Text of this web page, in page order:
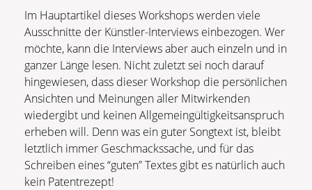
Im Hauptartikel dieses Workshops werden viele
Ausschnitte der Künstler-Interviews einbezogen. Wer
möchte, kann die Interviews aber auch einzeln und in
ganzer Länge lesen. Nicht zuletzt sei noch darauf
hingewiesen, dass dieser Workshop die persönlichen
Ansichten und Meinungen aller Mitwirkenden
wiedergibt und keinen Allgemeingültigkeitsanspruch
erheben will. Denn was ein guter Songtext ist, bleibt
letztlich immer Geschmackssache, und für das
Schreiben eines “guten” Textes gibt es natürlich auch
kein Patentrezept!